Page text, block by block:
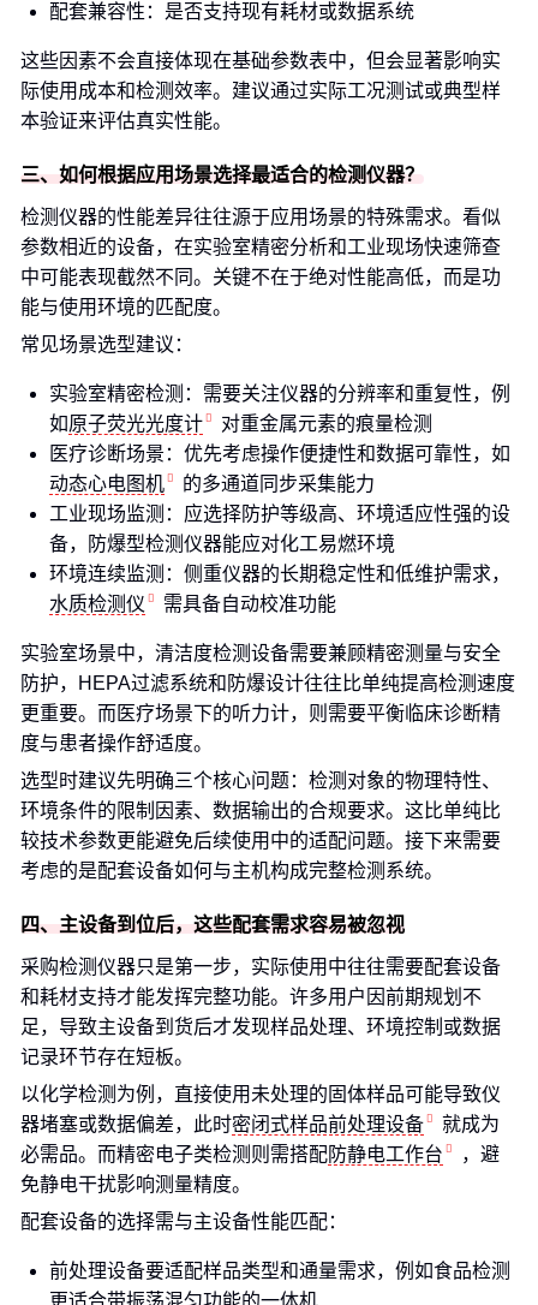
配套兼容性：是否支持现有耗材或数据系统
这些因素不会直接体现在基础参数表中，但会显著影响实
际使用成本和检测效率。建议通过实际工况测试或典型样
本验证来评估真实性能。
三、如何根据应用场景选择最适合的检测仪器？
检测仪器的性能差异往往源于应用场景的特殊需求。看似
参数相近的设备，在实验室精密分析和工业现场快速筛查
中可能表现截然不同。关键不在于绝对性能高低，而是功
能与使用环境的匹配度。
常见场景选型建议：
实验室精密检测：需要关注仪器的分辨率和重复性，例
如原子荧光光度计
对重金属元素的痕量检测
医疗诊断场景：优先考虑操作便捷性和数据可靠性，如
动态心电图机
的多通道同步采集能力
工业现场监测：应选择防护等级高、环境适应性强的设
备，防爆型检测仪器能应对化工易燃环境
环境连续监测：侧重仪器的长期稳定性和低维护需求，
水质检测仪
需具备自动校准功能
实验室场景中，清洁度检测设备需要兼顾精密测量与安全
防护，HEPA过滤系统和防爆设计往往比单纯提高检测速度
更重要。而医疗场景下的听力计，则需要平衡临床诊断精
度与患者操作舒适度。
选型时建议先明确三个核心问题：检测对象的物理特性、
环境条件的限制因素、数据输出的合规要求。这比单纯比
较技术参数更能避免后续使用中的适配问题。接下来需要
考虑的是配套设备如何与主机构成完整检测系统。
四、主设备到位后，这些配套需求容易被忽视
采购检测仪器只是第一步，实际使用中往往需要配套设备
和耗材支持才能发挥完整功能。许多用户因前期规划不
足，导致主设备到货后才发现样品处理、环境控制或数据
记录环节存在短板。
以化学检测为例，直接使用未处理的固体样品可能导致仪
器堵塞或数据偏差，此时密闭式样品前处理设备
就成为
必需品。而精密电子类检测则需搭配防静电工作台
，避
免静电干扰影响测量精度。
配套设备的选择需与主设备性能匹配：
前处理设备要适配样品类型和通量需求，例如食品检测
更适合带振荡混匀功能的一体机